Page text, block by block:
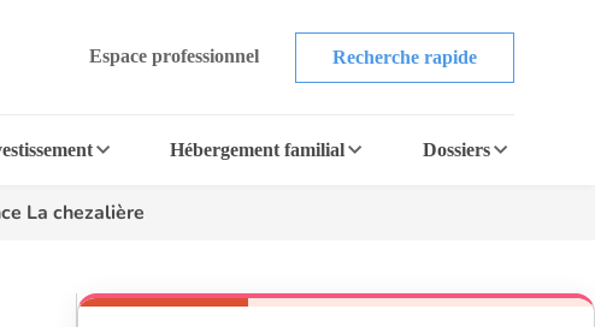
Espace professionnel Recherche rapide
Hébergement familial Dossiers
La chezalière